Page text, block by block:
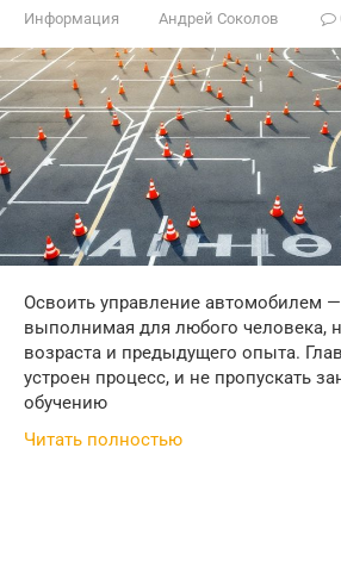
Информация Андрей Соколов
Освоить управление автомобилем
выполнимая для любого человека,
возраста и предыдущего опыта.
устроен процесс, и не пропускать
обучению
Читать полностью